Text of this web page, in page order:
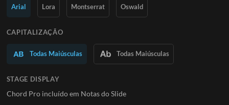
Saiba Mais
Arial Lora Montserrat Oswald
CAPITALIZAÇÃO
Todas Maiúsculas Todas Maiúsculas
STAGE DISPLAY
Chord Pro incluído em Notas do Slide